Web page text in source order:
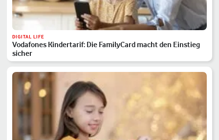
DIGITAL LIFE
Vodafones Kindertarif: Die FamilyCard macht den Einstieg
sicher